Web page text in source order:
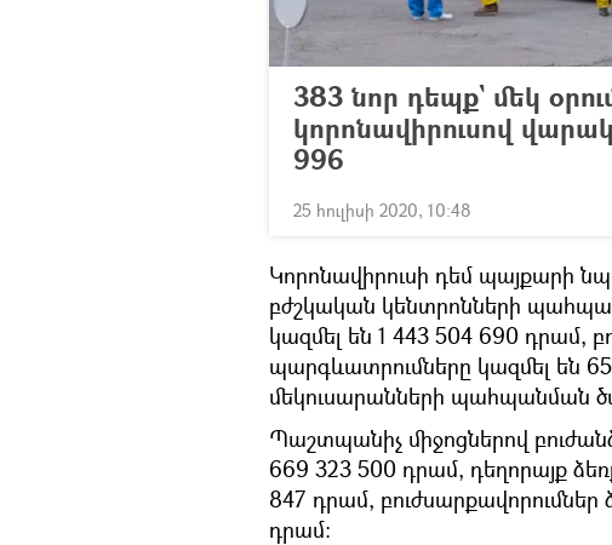
383 նոր դեպք` մեկ
կորոնավիրուսով
996
25 հուլիսի 2020, 10:48
Կորոնավիրուսի դեմ պայքարի
բժշկական կենտրոնների
կազմել են 1 443 504 690 դրամ,
պարգևատրումները կազմել են
մեկուսարանների պահպանման
Պաշտպանիչ միջոցներով
669 323 500 դրամ, դեղորայք
847 դրամ, բուժսարքավորումներ
դրամ։